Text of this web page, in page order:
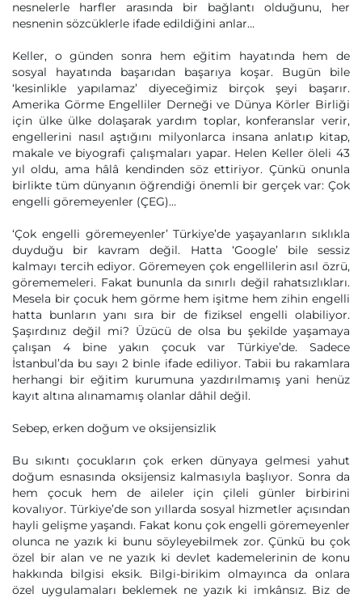
nesnelerle harfler arasında bir bağlantı olduğunu, her
nesnenin sözcüklerle ifade edildiğini anlar…
Keller, o günden sonra hem eğitim hayatında hem de
sosyal hayatında başarıdan başarıya koşar. Bugün bile
‘kesinlikle yapılamaz’ diyeceğimiz birçok şeyi başarır.
Amerika Görme Engelliler Derneği ve Dünya Körler Birliği
için ülke ülke dolaşarak yardım toplar, konferanslar verir,
engellerini nasıl aştığını milyonlarca insana anlatıp kitap,
makale ve biyografi çalışmaları yapar. Helen Keller öleli 43
yıl oldu, ama hâlâ kendinden söz ettiriyor. Çünkü onunla
birlikte tüm dünyanın öğrendiği önemli bir gerçek var: Çok
engelli göremeyenler (ÇEG)…
‘Çok engelli göremeyenler’ Türkiye’de yaşayanların sıklıkla
duyduğu bir kavram değil. Hatta ‘Google’ bile sessiz
kalmayı tercih ediyor. Göremeyen çok engellilerin asıl özrü,
görememeleri. Fakat bununla da sınırlı değil rahatsızlıkları.
Mesela bir çocuk hem görme hem işitme hem zihin engelli
hatta bunların yanı sıra bir de fiziksel engelli olabiliyor.
Şaşırdınız değil mi? Üzücü de olsa bu şekilde yaşamaya
çalışan 4 bine yakın çocuk var Türkiye’de. Sadece
İstanbul’da bu sayı 2 binle ifade ediliyor. Tabii bu rakamlara
herhangi bir eğitim kurumuna yazdırılmamış yani henüz
kayıt altına alınamamış olanlar dâhil değil.
Sebep, erken doğum ve oksijensizlik
Bu sıkıntı çocukların çok erken dünyaya gelmesi yahut
doğum esnasında oksijensiz kalmasıyla başlıyor. Sonra da
hem çocuk hem de aileler için çileli günler birbirini
kovalıyor. Türkiye’de son yıllarda sosyal hizmetler açısından
hayli gelişme yaşandı. Fakat konu çok engelli göremeyenler
olunca ne yazık ki bunu söyleyebilmek zor. Çünkü bu çok
özel bir alan ve ne yazık ki devlet kademelerinin de konu
hakkında bilgisi eksik. Bilgi-birikim olmayınca da onlara
özel uygulamaları beklemek ne yazık ki imkânsız. Biz de